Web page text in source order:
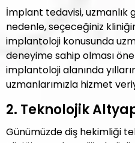
İmplant tedavisi, uzmanlık
nedenle, seçeceğiniz
implantoloji konusunda
deneyime sahip olması
implantoloji alanında
uzmanlarımızla hizmet
2. Teknolojik
Günümüzde diş hekimliği